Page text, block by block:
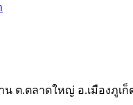
น ต.ตลาดใหญ่ อ.เมืองภูเก็